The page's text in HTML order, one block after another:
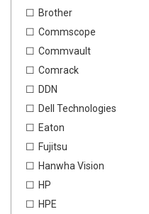
Brother
Commscope
Commvault
Comrack
DDN
Dell Technologies
Eaton
Fujitsu
Hanwha Vision
HP
HPE